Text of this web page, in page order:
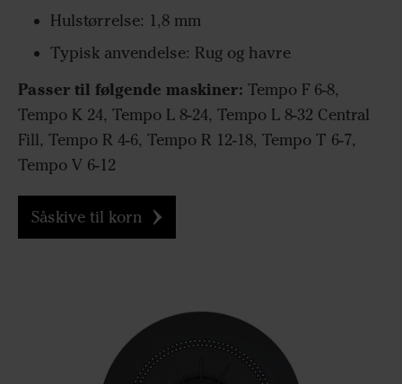
Hulstørrelse: 1,8 mm
Typisk anvendelse: Rug og havre
Passer til følgende maskiner: Tempo F 6-8,
Tempo K 24, Tempo L 8-24, Tempo L 8-32 Central
Fill, Tempo R 4-6, Tempo R 12-18, Tempo T 6-7,
Tempo V 6-12
Såskive til korn